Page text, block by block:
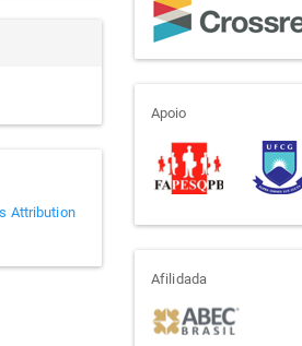
Attribution
apoio
Apoio
afiliada
Afilidada